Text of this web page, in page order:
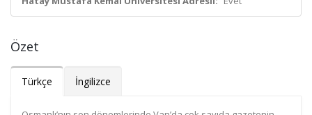
Özet
Türkçe İngilizce